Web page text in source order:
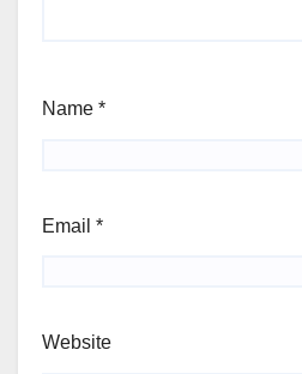
Name *
Email *
Website